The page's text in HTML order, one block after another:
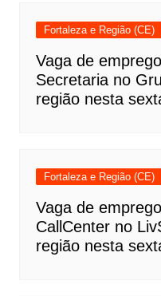
Fortaleza e Região (CE)
Vaga de
Secretaria no
região nesta
Fortaleza e Região (CE)
Vaga de
CallCenter no
região nesta